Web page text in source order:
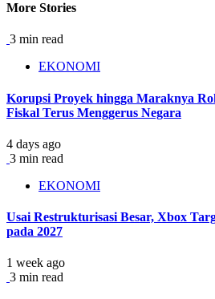
More Stories
3 min read
EKONOMI
Korupsi Proyek hingga Maraknya
Fiskal Terus Menggerus Negara
4 days ago
3 min read
EKONOMI
Usai Restrukturisasi Besar, Xbox
pada 2027
1 week ago
3 min read